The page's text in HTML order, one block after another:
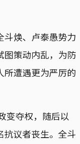
斗焕、卢泰愚势力
图策动内乱，为防
所遭遇更为严厉的
变夺权，随后以
抗议者丧生。全斗